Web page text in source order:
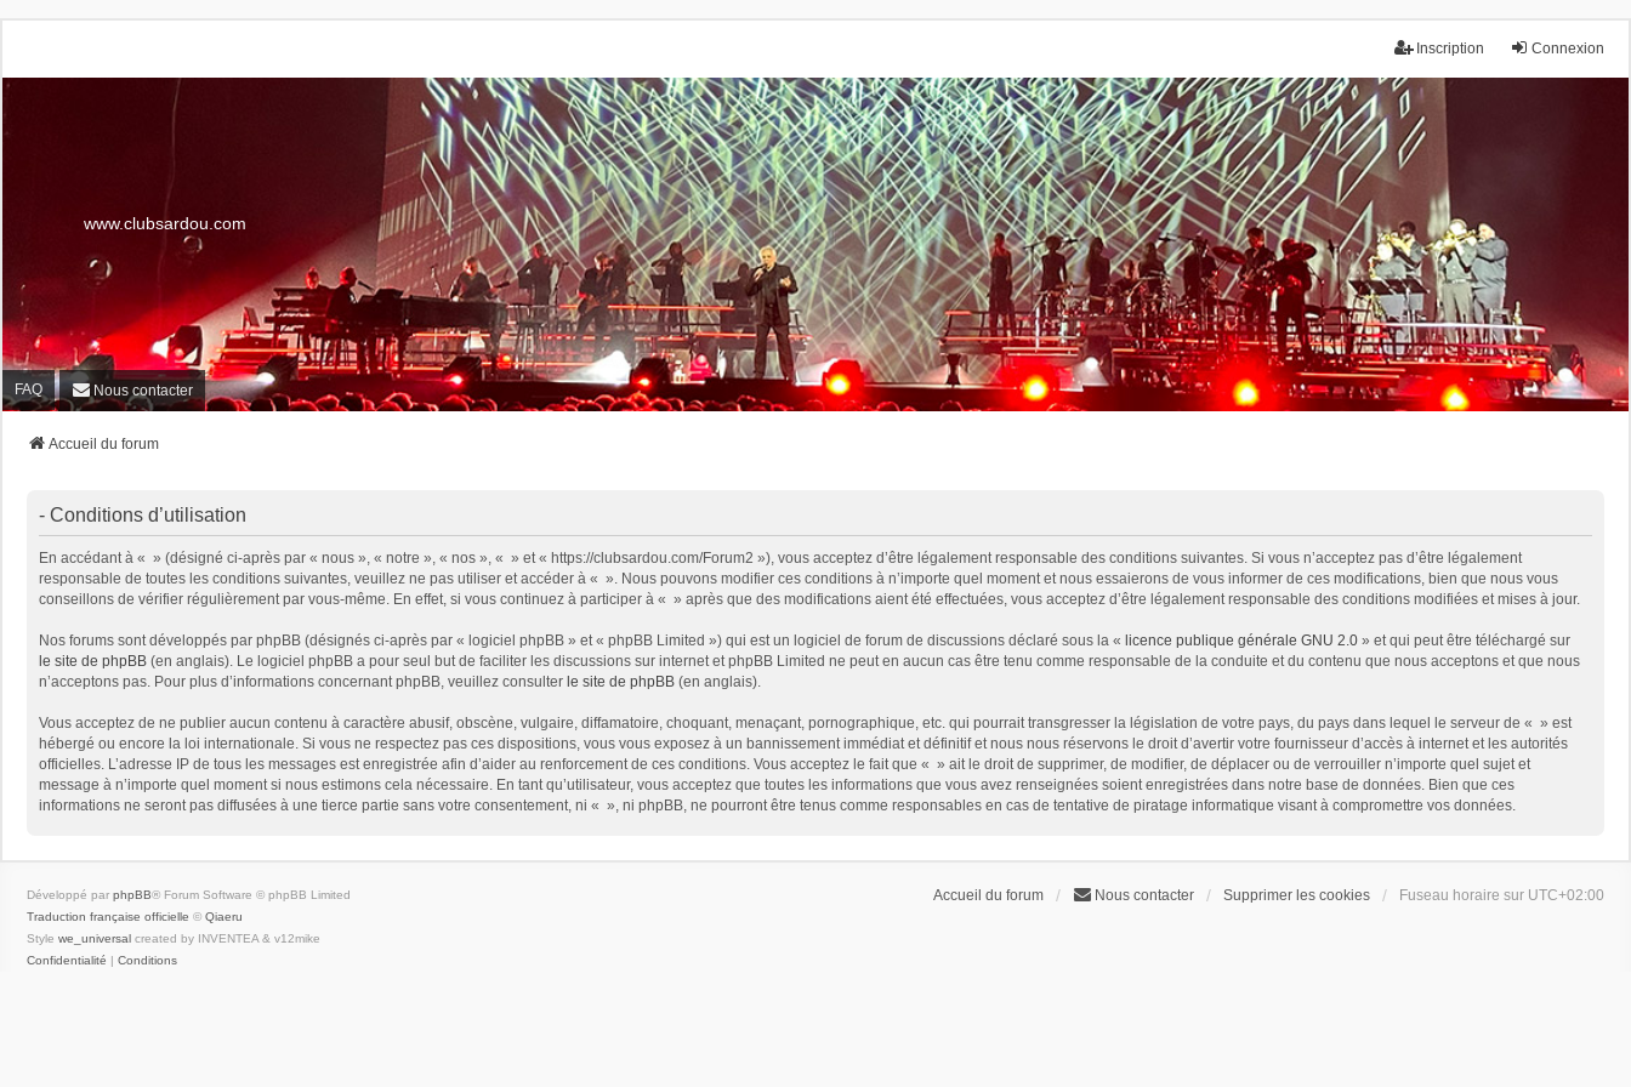
Connexion
Inscription
www.clubsardou.com
FAQ Nous contacter
Accueil du forum
- Conditions d’utilisation
En accédant à « » (désigné ci-après par « nous », « notre », « nos », « » et « https://clubsardou.com/Forum2 »), vous acceptez d’être légalement responsable des conditions suivantes. Si vous n’acceptez pas d’être légalement
responsable de toutes les conditions suivantes, veuillez ne pas utiliser et accéder à « ». Nous pouvons modifier ces conditions à n’importe quel moment et nous essaierons de vous informer de ces modifications, bien que nous vous
conseillons de vérifier régulièrement par vous-même. En effet, si vous continuez à participer à « » après que des modifications aient été effectuées, vous acceptez d’être légalement responsable des conditions modifiées et mises à jour.
Nos forums sont développés par phpBB (désignés ci-après par « logiciel phpBB » et « phpBB Limited ») qui est un logiciel de forum de discussions déclaré sous la « licence publique générale GNU 2.0 » et qui peut être téléchargé sur
le site de phpBB (en anglais). Le logiciel phpBB a pour seul but de faciliter les discussions sur internet et phpBB Limited ne peut en aucun cas être tenu comme responsable de la conduite et du contenu que nous acceptons et que nous
n’acceptons pas. Pour plus d’informations concernant phpBB, veuillez consulter le site de phpBB (en anglais).
Vous acceptez de ne publier aucun contenu à caractère abusif, obscène, vulgaire, diffamatoire, choquant, menaçant, pornographique, etc. qui pourrait transgresser la législation de votre pays, du pays dans lequel le serveur de « » est
hébergé ou encore la loi internationale. Si vous ne respectez pas ces dispositions, vous vous exposez à un bannissement immédiat et définitif et nous nous réservons le droit d’avertir votre fournisseur d’accès à internet et les autorités
officielles. L’adresse IP de tous les messages est enregistrée afin d’aider au renforcement de ces conditions. Vous acceptez le fait que « » ait le droit de supprimer, de modifier, de déplacer ou de verrouiller n’importe quel sujet et
message à n’importe quel moment si nous estimons cela nécessaire. En tant qu’utilisateur, vous acceptez que toutes les informations que vous avez renseignées soient enregistrées dans notre base de données. Bien que ces
informations ne seront pas diffusées à une tierce partie sans votre consentement, ni « », ni phpBB, ne pourront être tenus comme responsables en cas de tentative de piratage informatique visant à compromettre vos données.
Accueil du forum Nous contacter Supprimer les cookies Fuseau horaire sur UTC+02:00
Développé par phpBB® Forum Software © phpBB Limited
Traduction française officielle © Qiaeru
Style we_universal created by INVENTEA & v12mike
Confidentialité | Conditions